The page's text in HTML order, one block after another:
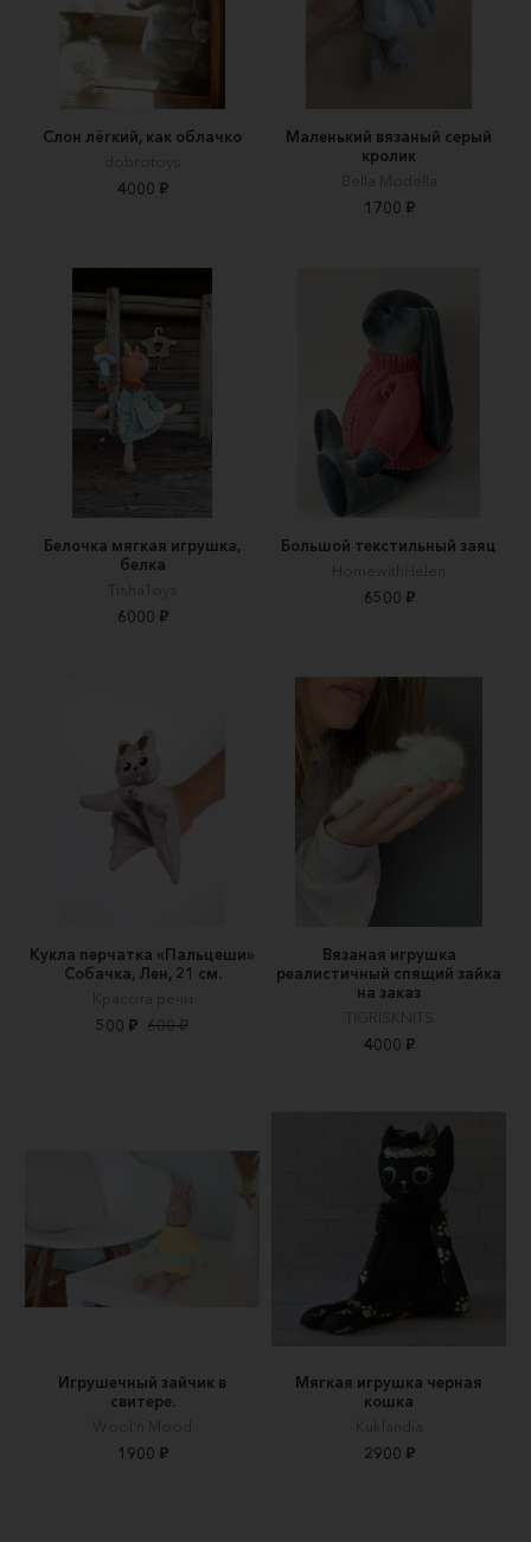
Слон лёгкий, как облачко
dobrotoys
4000 ₽
Маленький вязаный серый
кролик
Bella Modella
1700 ₽
Белочка мягкая игрушка,
белка
TishaToys
6000 ₽
Большой текстильный заяц
HomewithHelen
6500 ₽
Кукла перчатка «Пальцеши»
Собачка, Лен, 21 см.
Красота речи
500 ₽ 600 ₽
Вязаная игрушка
реалистичный спящий зайка
на заказ
TIGRISKNITS
4000 ₽
Игрушечный зайчик в
свитере.
Wool'n Mood
1900 ₽
Мягкая игрушка черная
кошка
Kuklandia
2900 ₽